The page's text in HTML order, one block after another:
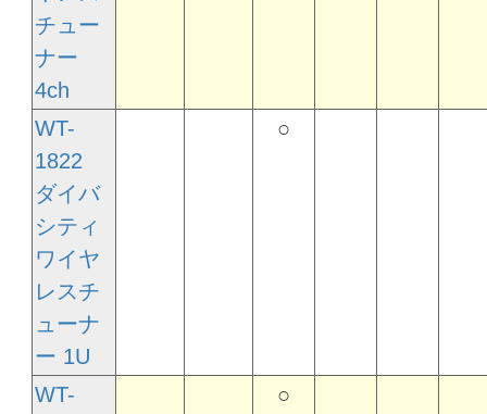
チュー
ナー
4ch
WT-
1822
ダイバ
シティ
ワイヤ
レスチ
ューナ
ー 1U
○
WT-
○